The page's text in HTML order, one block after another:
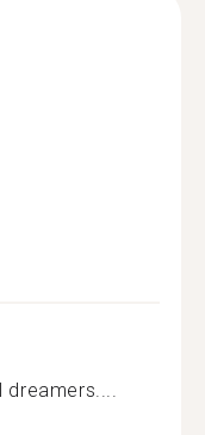
dreamers....